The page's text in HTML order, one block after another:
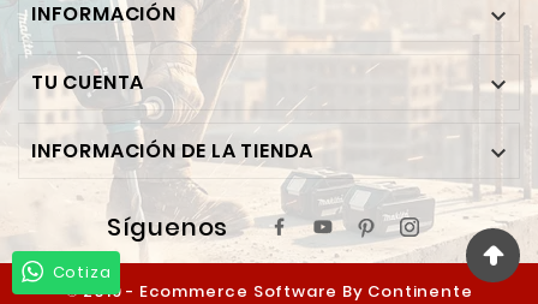
INFORMACIÓN 
TU CUENTA 
INFORMACIÓN DE LA TIENDA 
Síguenos
© 2019 - Ecommerce Software By Continente
Cotiza